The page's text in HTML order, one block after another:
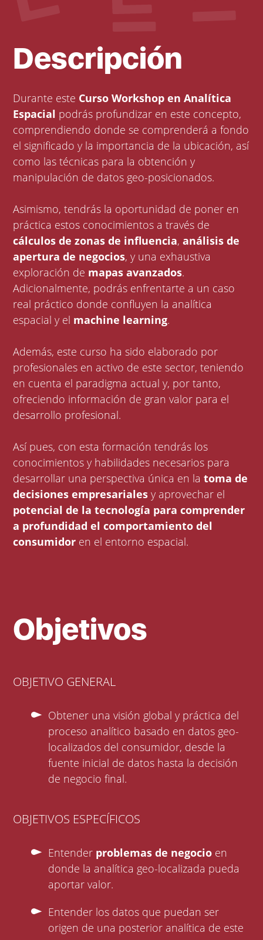
Descripción
Durante este Curso Workshop en Analítica
Espacial podrás profundizar en este concepto,
comprendiendo donde se comprenderá a fondo
el significado y la importancia de la ubicación, así
como las técnicas para la obtención y
manipulación de datos geo-posicionados.
Asimismo, tendrás la oportunidad de poner en
práctica estos conocimientos a través de
cálculos de zonas de influencia,análisis de
apertura de negocios, y una exhaustiva
exploración de mapas avanzados.
Adicionalmente, podrás enfrentarte a un caso
real práctico donde confluyen la analítica
espacial y el machine learning.
Además, este curso ha sido elaborado por
profesionales en activo de este sector, teniendo
en cuenta el paradigma actual y, por tanto,
ofreciendo información de gran valor para el
desarrollo profesional.
Así pues, con esta formación tendrás los
conocimientos y habilidades necesarios para
desarrollar una perspectiva única en latoma de
decisiones empresariales y aprovechar el
potencial de la tecnología para comprender
a profundidad el comportamiento del
consumidor en el entorno espacial.
Objetivos
OBJETIVO GENERAL
Obtener una visión global y práctica del
proceso analítico basado en datos geo-
localizados del consumidor, desde la
fuente inicial de datos hasta la decisión
de negocio final.
OBJETIVOS ESPECÍFICOS
Entender problemas de negocio en
donde la analítica geo-localizada pueda
aportar valor.
Entender los datos que puedan ser
origen de una posterior analítica de este